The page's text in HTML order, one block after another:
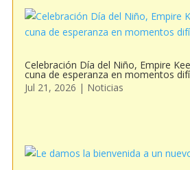
Celebración Día del Niño, Empire
cuna de esperanza en momentos
Jul 21, 2026 | Noticias